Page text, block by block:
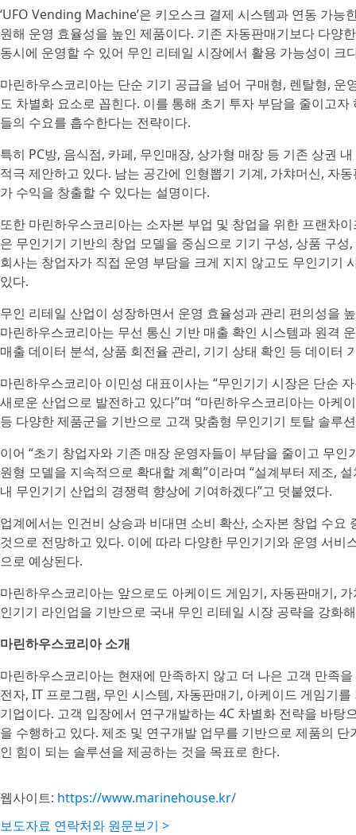
‘UFO Vending Machine’은 키오스크 결제 시스템과 연동 가
원해 운영 효율성을 높인 제품이다. 기존 자동판매기보다 다양
동시에 운영할 수 있어 무인 리테일 시장에서 활용 가능성이 크
마린하우스코리아는 단순 기기 공급을 넘어 구매형, 렌탈형,
도 차별화 요소로 꼽힌다. 이를 통해 초기 투자 부담을 줄이고
들의 수요를 흡수한다는 전략이다.
특히 PC방, 음식점, 카페, 무인매장, 상가형 매장 등 기존 상권
적극 제안하고 있다. 남는 공간에 인형뽑기 기계, 가챠머신, 자
가 수익을 창출할 수 있다는 설명이다.
또한 마린하우스코리아는 소자본 부업 및 창업을 위한 프랜차이
은 무인기기 기반의 창업 모델을 중심으로 기기 구성, 상품 구
회사는 창업자가 직접 운영 부담을 크게 지지 않고도 무인기기
있다.
무인 리테일 산업이 성장하면서 운영 효율성과 관리 편의성을
마린하우스코리아는 무선 통신 기반 매출 확인 시스템과 원격
매출 데이터 분석, 상품 회전율 관리, 기기 상태 확인 등 데이터
마린하우스코리아 이민성 대표이사는 “무인기기 시장은 단순
새로운 산업으로 발전하고 있다”며 “마린하우스코리아는 아케
등 다양한 제품군을 기반으로 고객 맞춤형 무인기기 토탈 솔루
이어 “초기 창업자와 기존 매장 운영자들이 부담을 줄이고 무
원형 모델을 지속적으로 확대할 계획”이라며 “설계부터 제조,
내 무인기기 산업의 경쟁력 향상에 기여하겠다”고 덧붙였다.
업계에서는 인건비 상승과 비대면 소비 확산, 소자본 창업 수
것으로 전망하고 있다. 이에 따라 다양한 무인기기와 운영 서
으로 예상된다.
마린하우스코리아는 앞으로도 아케이드 게임기, 자동판매기,
인기기 라인업을 기반으로 국내 무인 리테일 시장 공략을 강화
마린하우스코리아 소개
마린하우스코리아는 현재에 만족하지 않고 더 나은 고객 만족
전자, IT 프로그램, 무인 시스템, 자동판매기, 아케이드 게임기
기업이다. 고객 입장에서 연구개발하는 4C 차별화 전략을 바
을 수행하고 있다. 제조 및 연구개발 업무를 기반으로 제품의
인 힘이 되는 솔루션을 제공하는 것을 목표로 한다.
웹사이트: https://www.marinehouse.kr/
보도자료 연락처와 원문보기 >